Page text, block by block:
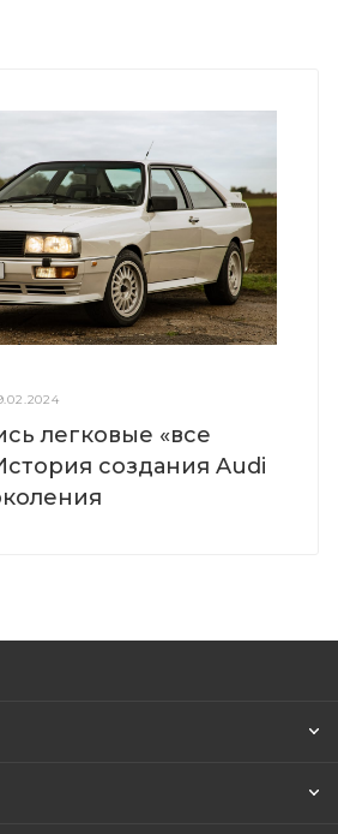
легковые «все
создания Audi